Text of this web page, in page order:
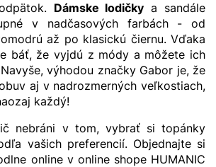
Dámske lodičky a sandále
v nadčasových farbách - od
až po klasickú čiernu. Vďaka
báť, že vyjdú z módy a môžete ich
výhodou značky Gabor je, že
aj v nadrozmerných veľkostiach,
každý!
nebráni v tom, vybrať si topánky
vašich preferencií. Objednajte si
online v online shope HUMANIC